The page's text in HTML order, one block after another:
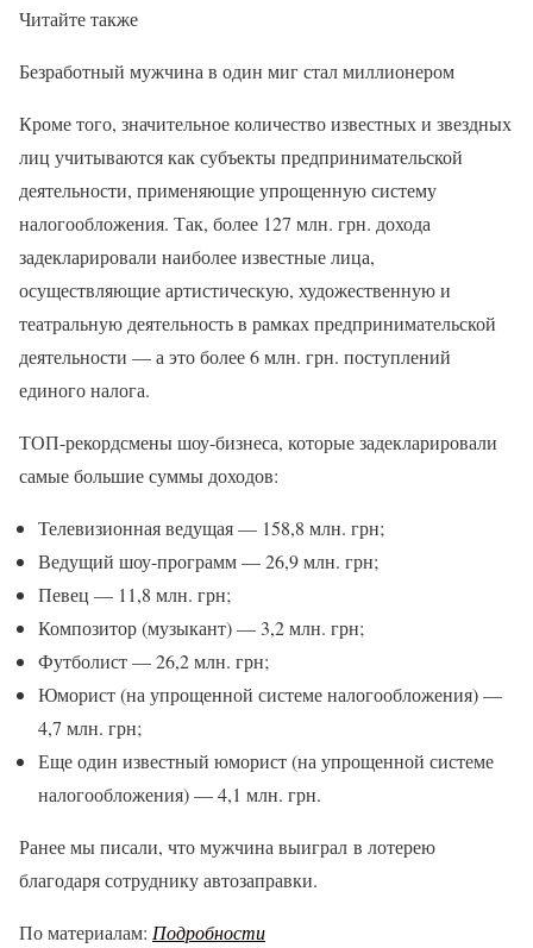
Читайте также
Безработный мужчина в один миг стал миллионером
Кроме того, значительное количество известных и звездных
лиц учитываются как субъекты предпринимательской
деятельности, применяющие упрощенную систему
налогообложения. Так, более 127 млн. грн. дохода
задекларировали наиболее известные лица,
осуществляющие артистическую, художественную и
театральную деятельность в рамках предпринимательской
деятельности — а это более 6 млн. грн. поступлений
единого налога.
ТОП-рекордсмены шоу-бизнеса, которые задекларировали
самые большие суммы доходов:
Телевизионная ведущая — 158,8 млн. грн;
Ведущий шоу-программ — 26,9 млн. грн;
Певец — 11,8 млн. грн;
Композитор (музыкант) — 3,2 млн. грн;
Футболист — 26,2 млн. грн;
Юморист (на упрощенной системе налогообложения) —
4,7 млн. грн;
Еще один известный юморист (на упрощенной системе
налогообложения) — 4,1 млн. грн.
Ранее мы писали, что мужчина выиграл в лотерею
благодаря сотруднику автозаправки.
По материалам: Подробности